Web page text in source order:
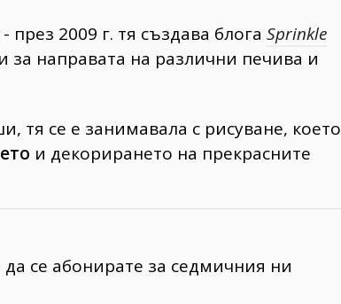
2009 г. тя създава блога Sprinkle
за направата на различни печива и
тя се е занимавала с рисуване, което
и декорирането на прекрасните
се абонирате за седмичния ни